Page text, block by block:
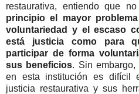
restaurativa, entiendo que
principio el mayor
voluntariedad y el escaso
está justicia como para
participar de forma
sus beneficios. Sin
en esta institución es difícil
justicia restaurativa y sus